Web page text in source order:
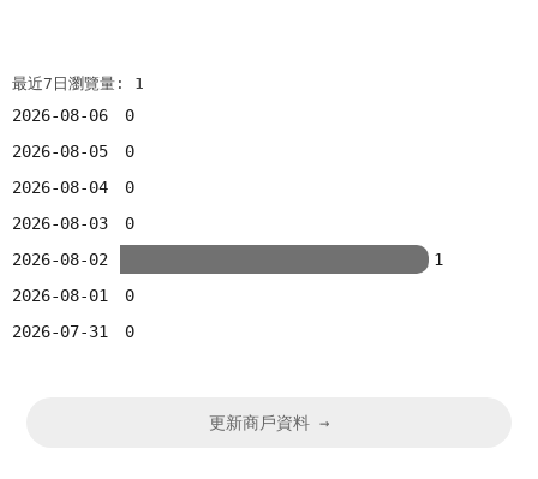
最近7日瀏覽量: 1
2026-08-06
0
2026-08-05
0
2026-08-04
0
2026-08-03
0
2026-08-02
1
2026-08-01
0
2026-07-31
0
更新商戶資料 →